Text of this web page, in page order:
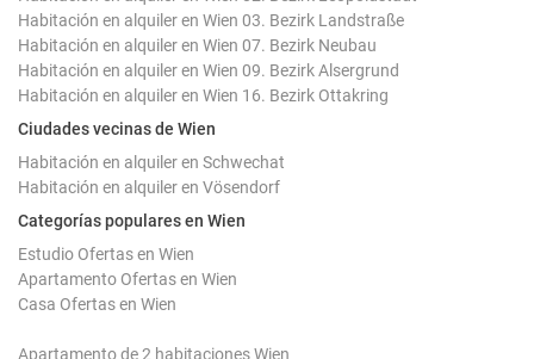
Habitación en alquiler en Wien 03. Bezirk Landstraße
Habitación en alquiler en Wien 07. Bezirk Neubau
Habitación en alquiler en Wien 09. Bezirk Alsergrund
Habitación en alquiler en Wien 16. Bezirk Ottakring
Ciudades vecinas de Wien
Habitación en alquiler en Schwechat
Habitación en alquiler en Vösendorf
Categorías populares en Wien
Estudio Ofertas en Wien
Apartamento Ofertas en Wien
Casa Ofertas en Wien
Apartamento de 2 habitaciones Wien